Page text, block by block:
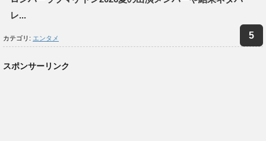
レ...
カテゴリ: エンタメ
スポンサーリンク